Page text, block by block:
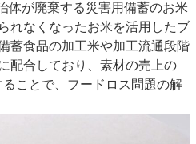
機・製本機特集
査・校正特集
描く
印刷機材年鑑
体が廃棄する災害用備蓄のお米
れなくなったお米を活用したブ
蓄食品の加工米や加工流通段階
配合しており、素材の売上の
ことで、フードロス問題の解